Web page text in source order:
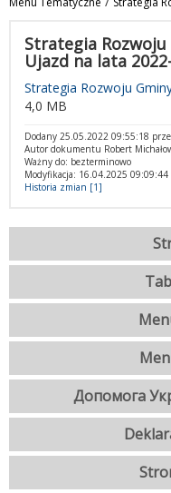
Strategia Rozwoju
Ujazd na lata
Strategia Rozwoju
4,0 MB
Dodany 25.05.2022 09:55:18
Autor dokumentu Robert
Ważny do: bezterminowo
Modyfikacja: 16.04.2025
Historia zmian [1]
Допомога